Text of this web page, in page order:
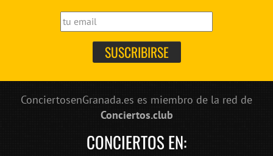
ConciertosenGranada.es es miembro de la red de
Conciertos.club
CONCIERTOS EN: